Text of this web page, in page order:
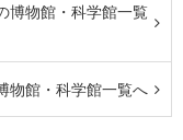
博物館・科学館一覧
物館・科学館一覧へ